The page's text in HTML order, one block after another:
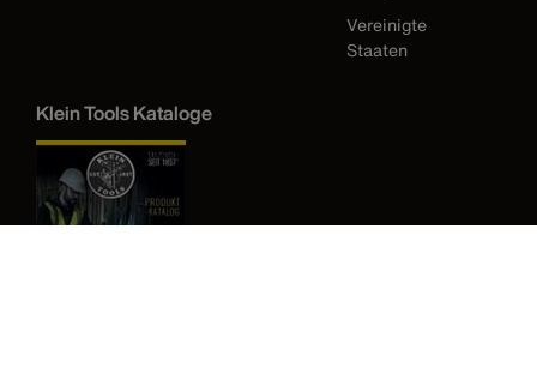
Vereinigte
Staaten
Klein Tools Kataloge